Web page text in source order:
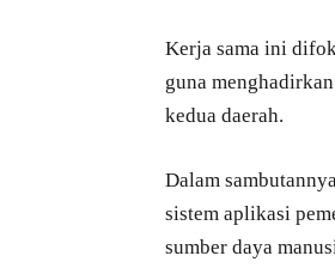
Kerja sama ini
guna
kedua daerah.
Dalam
sistem aplikasi
sumber daya